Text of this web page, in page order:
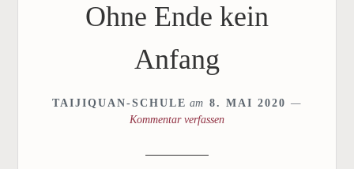
Ohne Ende kein
Anfang
TAIJIQUAN-SCHULE am 8. MAI 2020
Kommentar verfassen